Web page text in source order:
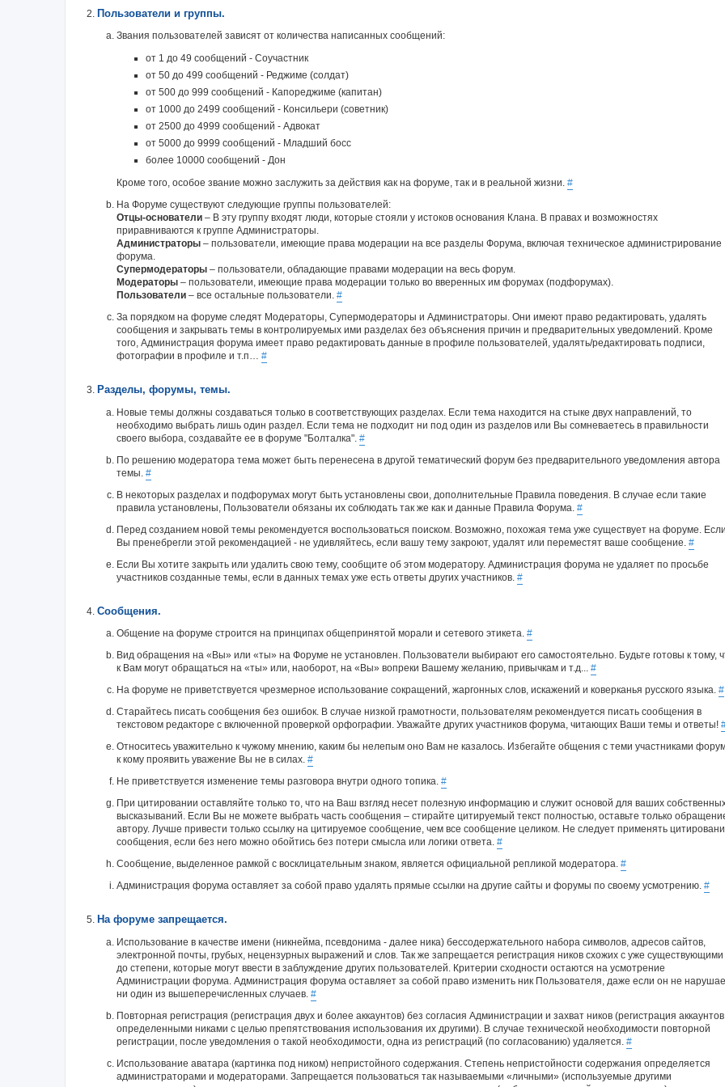
Пользователи и группы.
Звания пользователей зависят от количества написанных сообщений:
от 1 до 49 сообщений - Соучастник
от 50 до 499 сообщений - Реджиме (солдат)
от 500 до 999 сообщений - Капореджиме (капитан)
от 1000 до 2499 сообщений - Консильери (советник)
от 2500 до 4999 сообщений - Адвокат
от 5000 до 9999 сообщений - Младший босс
более 10000 сообщений - Дон
Кроме того, особое звание можно заслужить за действия как на форуме, так и в реальной жизни. #
На Форуме существуют следующие группы пользователей:
Отцы-основатели – В эту группу входят люди, которые стояли у истоков основания Клана. В правах и возможностях
приравниваются к группе Администраторы.
Администраторы – пользователи, имеющие права модерации на все разделы Форума, включая техническое администрирование
форума.
Супермодераторы – пользователи, обладающие правами модерации на весь форум.
Модераторы – пользователи, имеющие права модерации только во вверенных им форумах (подфорумах).
Пользователи – все остальные пользователи. #
За порядком на форуме следят Модераторы, Супермодераторы и Администраторы. Они имеют право редактировать, удалять
сообщения и закрывать темы в контролируемых ими разделах без объяснения причин и предварительных уведомлений. Кроме
того, Администрация форума имеет право редактировать данные в профиле пользователей, удалять/редактировать подписи,
фотографии в профиле и т.п… #
Разделы, форумы, темы.
Новые темы должны создаваться только в соответствующих разделах. Если тема находится на стыке двух направлений, то
необходимо выбрать лишь один раздел. Если тема не подходит ни под один из разделов или Вы сомневаетесь в правильности
своего выбора, создавайте ее в форуме "Болталка". #
По решению модератора тема может быть перенесена в другой тематический форум без предварительного уведомления автора
темы. #
В некоторых разделах и подфорумах могут быть установлены свои, дополнительные Правила поведения. В случае если такие
правила установлены, Пользователи обязаны их соблюдать так же как и данные Правила Форума. #
Перед созданием новой темы рекомендуется воспользоваться поиском. Возможно, похожая тема уже существует на форуме.
Вы пренебрегли этой рекомендацией - не удивляйтесь, если вашу тему закроют, удалят или переместят ваше сообщение. #
Если Вы хотите закрыть или удалить свою тему, сообщите об этом модератору. Администрация форума не удаляет по просьбе
участников созданные темы, если в данных темах уже есть ответы других участников. #
Сообщения.
Общение на форуме строится на принципах общепринятой морали и сетевого этикета. #
Вид обращения на «Вы» или «ты» на Форуме не установлен. Пользователи выбирают его самостоятельно. Будьте готовы к тому,
к Вам могут обращаться на «ты» или, наоборот, на «Вы» вопреки Вашему желанию, привычкам и т.д... #
На форуме не приветствуется чрезмерное использование сокращений, жаргонных слов, искажений и коверканья русского языка. #
Старайтесь писать сообщения без ошибок. В случае низкой грамотности, пользователям рекомендуется писать сообщения в
текстовом редакторе с включенной проверкой орфографии. Уважайте других участников форума, читающих Ваши темы и ответы!
Относитесь уважительно к чужому мнению, каким бы нелепым оно Вам не казалось. Избегайте общения с теми участниками
к кому проявить уважение Вы не в силах. #
Не приветствуется изменение темы разговора внутри одного топика. #
При цитировании оставляйте только то, что на Ваш взгляд несет полезную информацию и служит основой для ваших
высказываний. Если Вы не можете выбрать часть сообщения – стирайте цитируемый текст полностью, оставьте только
автору. Лучше привести только ссылку на цитируемое сообщение, чем все сообщение целиком. Не следует применять
сообщения, если без него можно обойтись без потери смысла или логики ответа. #
Сообщение, выделенное рамкой с восклицательным знаком, является официальной репликой модератора. #
Администрация форума оставляет за собой право удалять прямые ссылки на другие сайты и форумы по своему усмотрению. #
На форуме запрещается.
Использование в качестве имени (никнейма, псевдонима - далее ника) бессодержательного набора символов, адресов сайтов,
электронной почты, грубых, нецензурных выражений и слов. Так же запрещается регистрация ников схожих с уже существующими
до степени, которые могут ввести в заблуждение других пользователей. Критерии сходности остаются на усмотрение
Администрации форума. Администрация форума оставляет за собой право изменить ник Пользователя, даже если он не
ни один из вышеперечисленных случаев. #
Повторная регистрация (регистрация двух и более аккаунтов) без согласия Администрации и захват ников (регистрация
определенными никами с целью препятствования использования их другими). В случае технической необходимости повторной
регистрации, после уведомления о такой необходимости, одна из регистраций (по согласованию) удаляется. #
Использование аватара (картинка под ником) непристойного содержания. Степень непристойности содержания определяется
администраторами и модераторами. Запрещается пользоваться так называемыми «личными» (используемые другими